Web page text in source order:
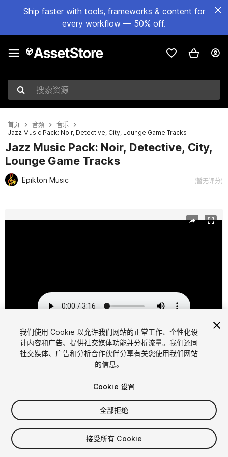
Ship faster with tools, frameworks & content for
every workflow — 50% off.
搜索资源
首页 音频
音乐
Jazz Music Pack: Noir, Detective, City, Lounge Game Tracks
Jazz Music Pack: Noir, Detective, City,
Lounge Game Tracks
Epikton Music (暂无评分)
1/11
$39.95
增值税将在结算时计算
我们使用 Cookie 以允许我们网站的正常工作、个性化设
计内容和广告、提供社交媒体功能并分析流量。我们还同
社交媒体、广告和分析合作伙伴分享有关您使用我们网站
的信息。
Cookie 设置
全部拒绝
接受所有 Cookie